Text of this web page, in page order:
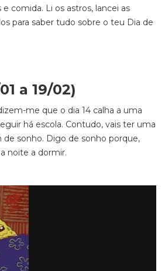
comida. Li os astros, lancei as
para saber tudo sobre o teu Dia de
a 19/02)
me que o dia 14 calha a uma
há escola. Contudo, vais ter uma
de sonho. Digo de sonho porque,
noite a dormir.